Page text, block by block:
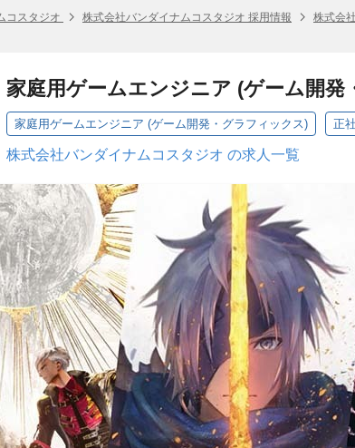
コスタジオ 株式会社バンダイナムコスタジオ 採用情報 株式会
家庭用ゲームエンジニア (ゲーム開発
家庭用ゲームエンジニア (ゲーム開発・グラフィックス) 正
株式会社バンダイナムコスタジオ の求人一覧